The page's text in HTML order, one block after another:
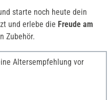
starte noch heute dein
und erlebe die Freude am
Zubehör.
Altersempfehlung vor